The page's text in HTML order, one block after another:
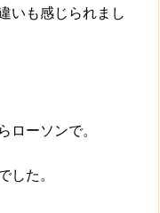
いも感じられまし
ローソンで。
た。